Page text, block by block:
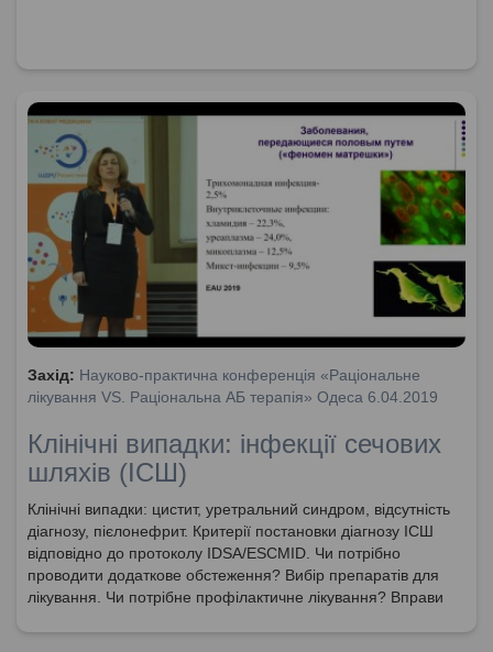
Захід: Науково-практична конференція «Раціональне
лікування VS. Раціональна АБ терапія» Одеса 6.04.2019
Клінічні випадки: інфекції сечових
шляхів (ІСШ)
Клінічні випадки: цистит, уретральний синдром, відсутність
діагнозу, пієлонефрит. Критерії постановки діагнозу ІСШ
відповідно до протоколу IDSA/ESCMID. Чи потрібно
проводити додаткове обстеження? Вибір препаратів для
лікування. Чи потрібне профілактичне лікування? Вправи